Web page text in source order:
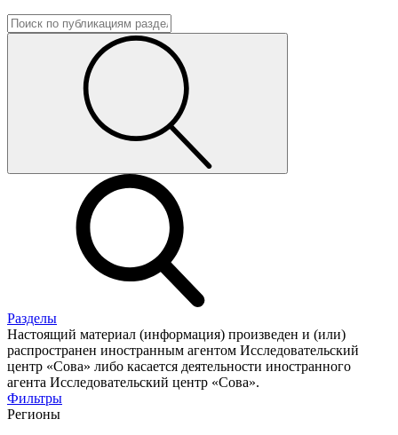
Разделы
Настоящий материал (информация) произведен и (или)
распространен иностранным агентом Исследовательский
центр «Сова» либо касается деятельности иностранного
агента Исследовательский центр «Сова».
Фильтры
Регионы